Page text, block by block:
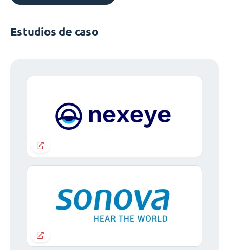
Estudios de caso